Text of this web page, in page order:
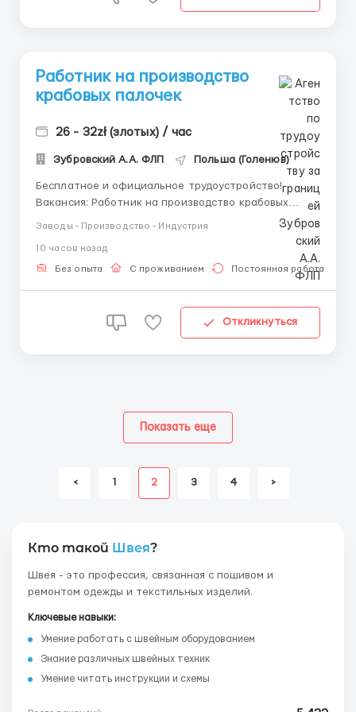
Работник на производство
крабовых палочек
26 - 32zł (злотых) / час
Зубровский А.А. ФЛП Польша (Голенюв)
Бесплатное и официальное трудоустройство!
Вакансия: Работник на производство крабовых
производстве, которое занимается изготовлением
крабовых палочек. Обязанности: -изготовление
крабовых палочек, упаковка, сортировка (работа на
Заводы - Производство - Индустрия
10 часов назад
Без опыта С проживанием Постоянная работа
Откликнуться
< 1 2 3 4 >
Показать еще
Кто такой Швея?
Швея - это профессия, связанная с пошивом и
ремонтом одежды и текстильных изделий.
Ключевые навыки:
Умение работать с швейным оборудованием
Знание различных швейных техник
Умение читать инструкции и схемы